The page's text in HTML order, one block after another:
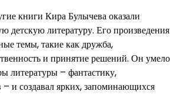
книги Кира Булычева оказали
детскую литературу. Его произведения
темы, такие как дружба,
и принятие решений. Он умело
литературы – фантастику,
и создавал ярких, запоминающихся